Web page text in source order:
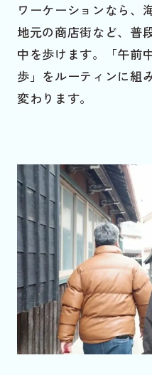
ワーケーションなら、
地元の商店街など、普
中を歩けます。「午前
歩」をルーティンに組
変わります。